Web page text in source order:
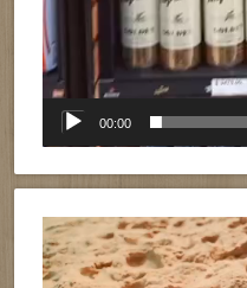
00:00
Reproductor
de